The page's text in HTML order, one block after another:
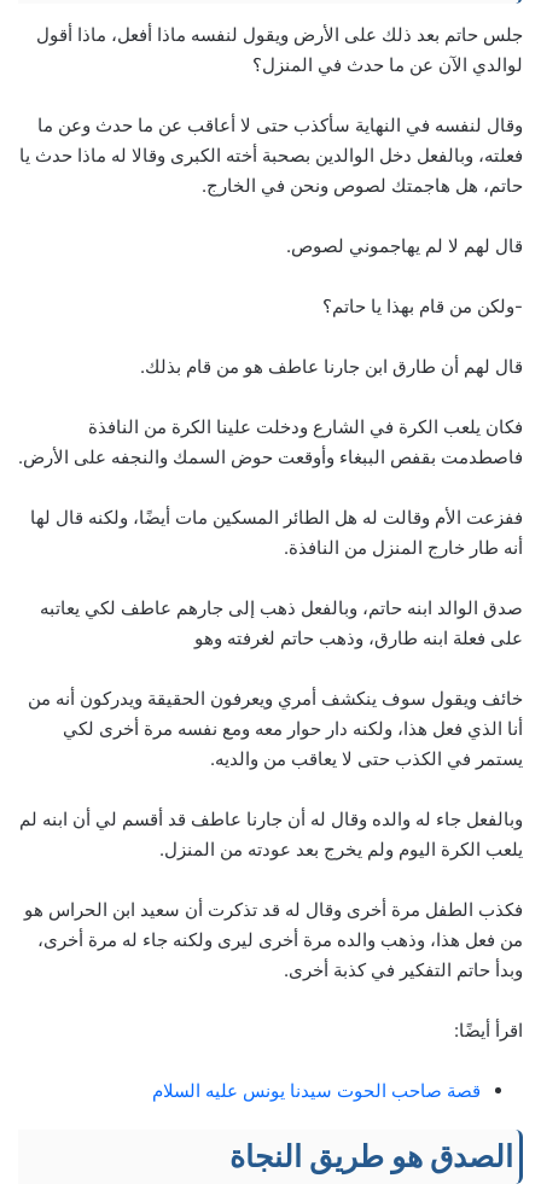
جلس حاتم بعد ذلك على الأرض ويقول لنفسه ماذا أفعل، ماذا أقول
لوالدي الآن عن ما حدث في المنزل؟
وقال لنفسه في النهاية سأكذب حتى لا أعاقب عن ما حدث وعن ما
فعلته، وبالفعل دخل الوالدين بصحبة أخته الكبرى وقالا له ماذا حدث يا
حاتم، هل هاجمتك لصوص ونحن في الخارج.
قال لهم لا لم يهاجموني لصوص.
-ولكن من قام بهذا يا حاتم؟
قال لهم أن طارق ابن جارنا عاطف هو من قام بذلك.
فكان يلعب الكرة في الشارع ودخلت علينا الكرة من النافذة
فاصطدمت بقفص الببغاء وأوقعت حوض السمك والنجفه على الأرض.
ففزعت الأم وقالت له هل الطائر المسكين مات أيضًا، ولكنه قال لها
أنه طار خارج المنزل من النافذة.
صدق الوالد ابنه حاتم، وبالفعل ذهب إلى جارهم عاطف لكي يعاتبه
على فعلة ابنه طارق، وذهب حاتم لغرفته وهو
خائف ويقول سوف ينكشف أمري ويعرفون الحقيقة ويدركون أنه من
أنا الذي فعل هذا، ولكنه دار حوار معه ومع نفسه مرة أخرى لكي
يستمر في الكذب حتى لا يعاقب من والديه.
وبالفعل جاء له والده وقال له أن جارنا عاطف قد أقسم لي أن ابنه لم
يلعب الكرة اليوم ولم يخرج بعد عودته من المنزل.
فكذب الطفل مرة أخرى وقال له قد تذكرت أن سعيد ابن الحراس هو
من فعل هذا، وذهب والده مرة أخرى ليرى ولكنه جاء له مرة أخرى،
وبدأ حاتم التفكير في كذبة أخرى.
اقرأ أيضًا:
قصة صاحب الحوت سيدنا يونس عليه السلام
الصدق هو طريق النجاة